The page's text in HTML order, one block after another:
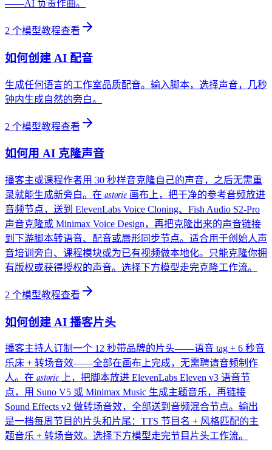
——AI 负责作曲。
2 个模型教程查看
如何创建 AI 配音
生成任何语言的工作室品质配音。输入脚本，选择声音，几秒
钟内生成自然的旁白。
2 个模型教程查看
如何用 AI 克隆声音
播客主或课程作者用 30 秒样音克隆自己的声音，之后无需重
录就能生成新旁白。在 astorie 画布上，把干净的参考音频放进
音频节点，送到 ElevenLabs Voice Cloning、Fish Audio S2-Pro
声音克隆或 Minimax Voice Design，再把克隆出来的声音链接
到下游脚本转语音、配音或唇形同步节点。适合用于创始人声
音培训旁白、课程模块或为已有视频做本地化。只能克隆你拥
有版权或获得授权的声音。选择下方模型走完克隆工作流。
2 个模型教程查看
如何创建 AI 播客片头
播客主持人订制一个 12 秒带品牌的片头——语音 tag + 6 秒音
乐床 + 转场音效——全部在画布上完成，无需聘请音频制作
人。在 astorie 上，把脚本放进 ElevenLabs Eleven v3 语音节
点，用 Suno V5 或 Minimax Music 生成主题音乐，再链接
Sound Effects v2 做转场音效，全部送到音频混合节点。输出
是一档每周节目的片头和片尾：TTS 节目名 + 风格匹配的主
题音乐 + 转场音效。选择下方模型走完节目片头工作流。